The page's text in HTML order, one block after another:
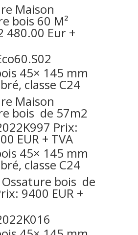
Maison
bois 60 M²
480.00 Eur +
45× 145 mm
classe C24
Maison
bois de 57m2
Prix:
EUR + TVA
45× 145 mm
classe C24
bois de
9400 EUR +